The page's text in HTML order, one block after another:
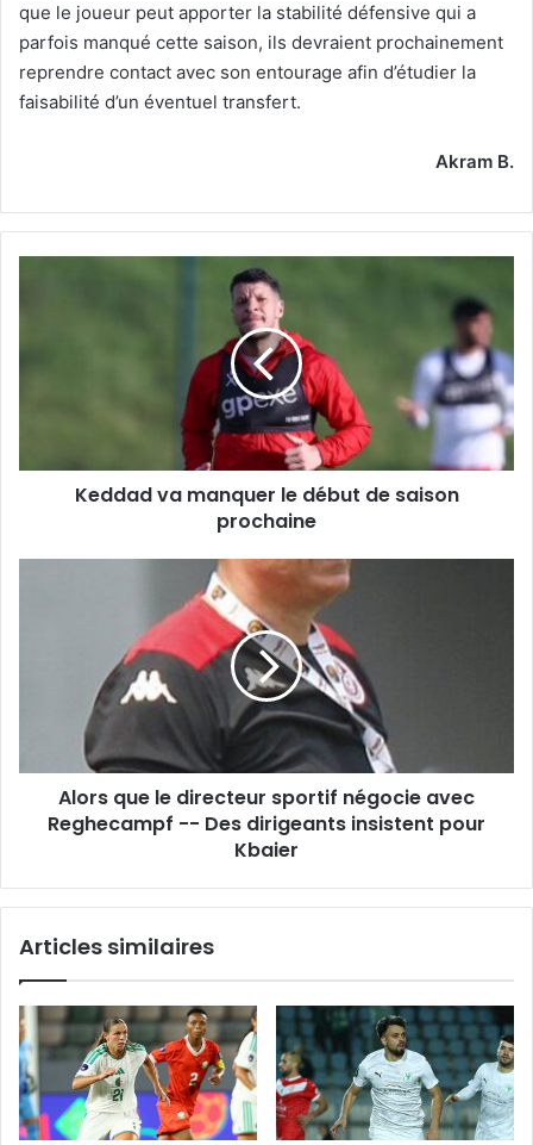
que le joueur peut apporter la stabilité défensive qui a
parfois manqué cette saison, ils devraient prochainement
reprendre contact avec son entourage afin d’étudier la
faisabilité d’un éventuel transfert.
Akram B.
Keddad va manquer le début de saison
prochaine
Reghecampf
-
pour
Alors que le directeur sportif négocie avec
Reghecampf -- Des dirigeants insistent pour
Kbaier
Articles similaires